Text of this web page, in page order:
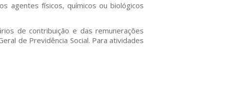
agentes físicos, químicos ou biológicos
de contribuição e das remunerações
de Previdência Social. Para atividades